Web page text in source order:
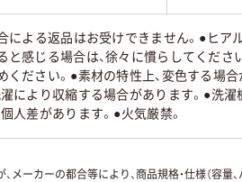
合による返品はお受けできません。●ヒ
と感じる場合は、徐々に慣らしてくだ
ださい。●素材の特性上、変色する場
により収縮する場合があります。●洗
人差があります。●火気厳禁。
ーカーの都合等により、商品規格・仕様（容量